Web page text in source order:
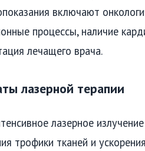
включают
процессы, наличие
лечащего врача.
лазерной терапии
лазерное
трофики тканей и